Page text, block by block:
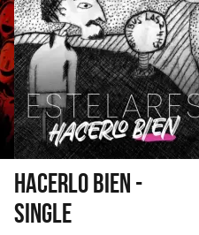
HACERLO BIEN -
SINGLE